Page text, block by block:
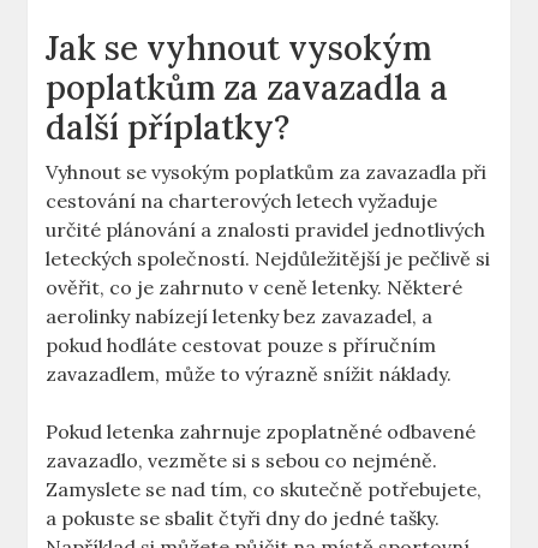
Jak se vyhnout vysokým
poplatkům za zavazadla a
další příplatky?
Vyhnout se vysokým poplatkům za zavazadla při
cestování na charterových letech vyžaduje
určité plánování a znalosti pravidel jednotlivých
leteckých společností. Nejdůležitější je pečlivě si
ověřit, co je zahrnuto v ceně letenky. Některé
aerolinky nabízejí letenky bez zavazadel, a
pokud hodláte cestovat pouze s příručním
zavazadlem, může to výrazně snížit náklady.
Pokud letenka zahrnuje zpoplatněné odbavené
zavazadlo, vezměte si s sebou co nejméně.
Zamyslete se nad tím, co skutečně potřebujete,
a pokuste se sbalit čtyři dny do jedné tašky.